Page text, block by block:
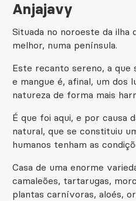
Anjajavy
Situada no noroeste da ilha
melhor, numa península.
Este recanto sereno, a que
e mangue é, afinal, um dos
natureza de forma mais
É que foi aqui, e por causa
natural, que se constituiu
humanos tenham as
Casa de uma enorme
camaleões, tartarugas,
plantas carnívoras, aloés,